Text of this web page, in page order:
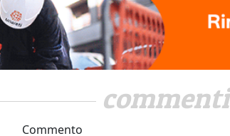
commenti
Commento